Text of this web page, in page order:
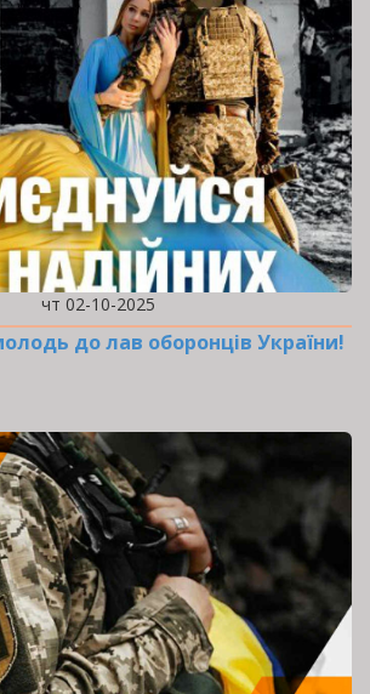
чт 02-10-2025
до лав оборонців України!